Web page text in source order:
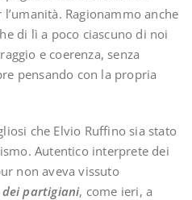
Ragionammo anche
di lì a poco ciascuno di noi
e coerenza, senza
pensando con la propria
che Elvio Ruffino sia stato
Autentico interprete dei
non aveva vissuto
partigiani, come ieri, a